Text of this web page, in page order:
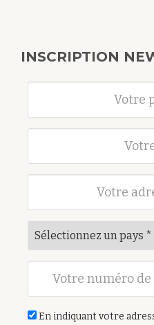
INSCRIPTION
En indiquant votre